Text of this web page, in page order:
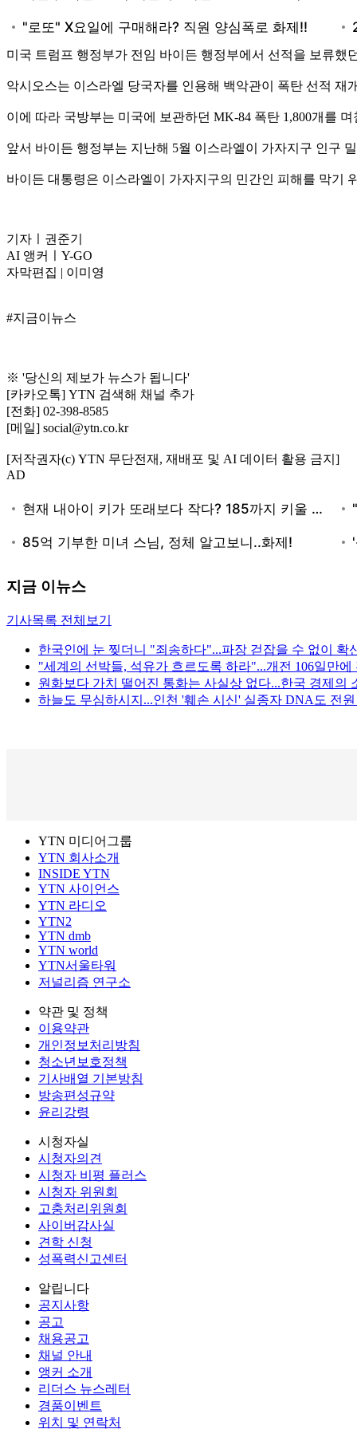
미국 트럼프 행정부가 전임 바이든 행정부에서 선적을 보류
악시오스는 이스라엘 당국자를 인용해 백악관이 폭탄 선적
이에 따라 국방부는 미국에 보관하던 MK-84 폭탄 1,800개를
앞서 바이든 행정부는 지난해 5월 이스라엘이 가자지구 인구
바이든 대통령은 이스라엘이 가자지구의 민간인 피해를 막기
기자ㅣ권준기
AI 앵커ㅣY-GO
자막편집 | 이미영
#지금이뉴스
※ '당신의 제보가 뉴스가 됩니다'
[카카오톡] YTN 검색해 채널 추가
[전화] 02-398-8585
[메일] social@ytn.co.kr
[저작권자(c) YTN 무단전재, 재배포 및 AI 데이터 활용 금지]
AD
지금 이뉴스
기사목록 전체보기
한국인에 눈 찢더니 "죄송하다"...파장 걷잡을 수 없이 확
"세계의 선박들, 석유가 흐르도록 하라"...개전 106일만에
원화보다 가치 떨어진 통화는 사실상 없다...한국 경제의
하늘도 무심하시지...인천 '훼손 시신' 실종자 DNA도 전
YTN 미디어그룹
YTN 회사소개
INSIDE YTN
YTN 사이언스
YTN 라디오
YTN2
YTN dmb
YTN world
YTN서울타워
저널리즘 연구소
약관 및 정책
이용약관
개인정보처리방침
청소년보호정책
기사배열 기본방침
방송편성규약
윤리강령
시청자실
시청자의견
시청자 비평 플러스
시청자 위원회
고충처리위원회
사이버감사실
견학 신청
성폭력신고센터
알립니다
공지사항
공고
채용공고
채널 안내
앵커 소개
리더스 뉴스레터
경품이벤트
위치 및 연락처